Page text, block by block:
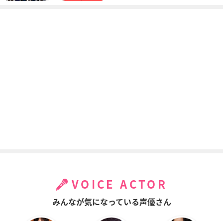
VOICE ACTOR
みんなが気になっている声優さん